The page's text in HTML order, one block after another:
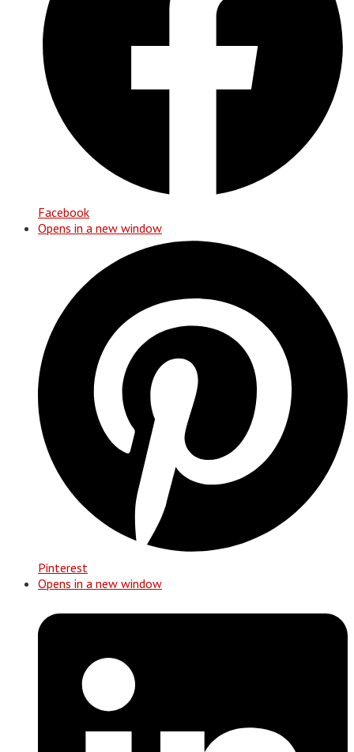
Facebook
Opens in a new window
Pinterest
Opens in a new window